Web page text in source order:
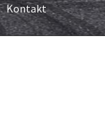
Kontakt